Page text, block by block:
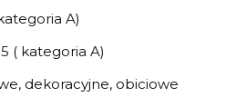
A)
( kategoria A)
dekoracyjne, obiciowe